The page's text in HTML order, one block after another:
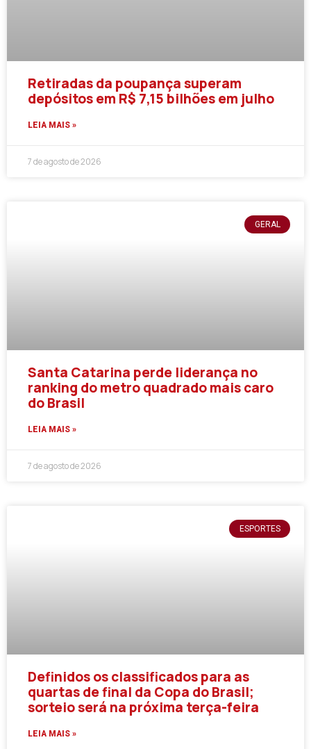
Retiradas da poupança superam
depósitos em R$ 7,15 bilhões em julho
LEIA MAIS »
7 de agosto de 2026
GERAL
Santa Catarina perde liderança no
ranking do metro quadrado mais caro
do Brasil
LEIA MAIS »
7 de agosto de 2026
ESPORTES
Definidos os classificados para as
quartas de final da Copa do Brasil;
sorteio será na próxima terça-feira
LEIA MAIS »